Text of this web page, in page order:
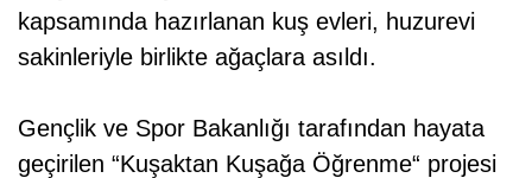
kapsamında hazırlanan kuş evleri, huzurevi
sakinleriyle birlikte ağaçlara asıldı.
Gençlik ve Spor Bakanlığı tarafından hayata
geçirilen “Kuşaktan Kuşağa Öğrenme“ projesi